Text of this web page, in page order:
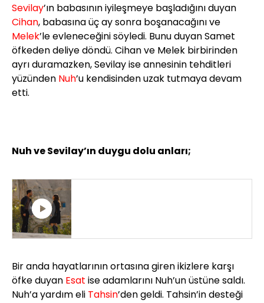
Sevilay’ın babasının iyileşmeye başladığını duyan
Cihan, babasına üç ay sonra boşanacağını ve
Melek’le evleneceğini söyledi. Bunu duyan Samet
öfkeden deliye döndü. Cihan ve Melek birbirinden
ayrı duramazken, Sevilay ise annesinin tehditleri
yüzünden Nuh’u kendisinden uzak tutmaya devam
etti.
Nuh ve Sevilay’ın duygu dolu anları;
Bir anda hayatlarının ortasına giren ikizlere karşı
öfke duyan Esat ise adamlarını Nuh’un üstüne saldı.
Nuh’a yardım eli Tahsin’den geldi. Tahsin’in desteği